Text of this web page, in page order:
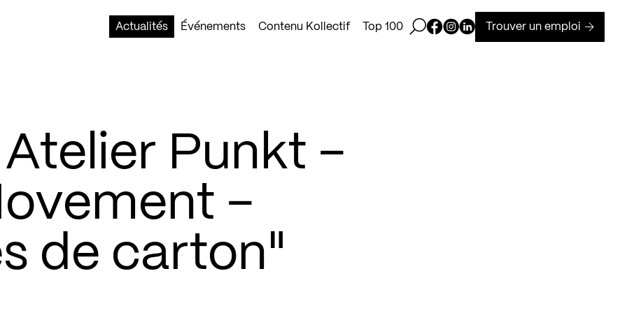
Actualités
Événements Contenu Kollectif Top 100 Ouvrir la barre de recherche
Page Facebook de Kollectif
Page Instagram de Kollectif
Page Linkedin de Kollectif
Trouver un emploi
Punkt –
–
de carton"